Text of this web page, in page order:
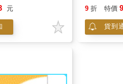
元 9 折 特價
貨到